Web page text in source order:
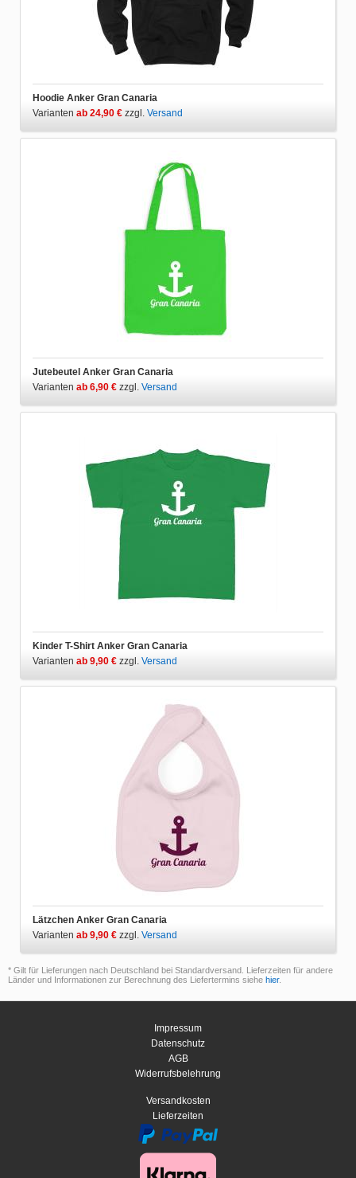
Hoodie Anker Gran Canaria
Varianten ab 24,90 € zzgl. Versand
Jutebeutel Anker Gran Canaria
Varianten ab 6,90 € zzgl. Versand
Kinder T-Shirt Anker Gran Canaria
Varianten ab 9,90 € zzgl. Versand
Lätzchen Anker Gran Canaria
Varianten ab 9,90 € zzgl. Versand
* Gilt für Lieferungen nach Deutschland bei Standardversand. Lieferzeiten für andere
Länder und Informationen zur Berechnung des Liefertermins siehe hier.
Impressum
Datenschutz
AGB
Widerrufsbelehrung
Versandkosten
Lieferzeiten